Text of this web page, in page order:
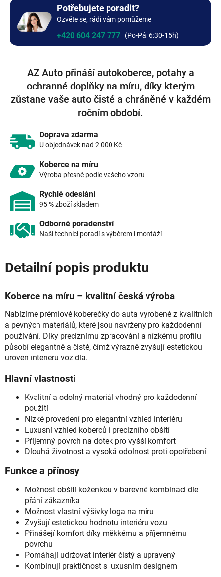
Bez výšivky
+0 Kč
Potřebujete poradit?
Ozvěte se, rádi vám pomůžeme
+420 604 247 777
AZ Auto přináší autokoberce, potahy a
ochranné doplňky na míru, díky kterým
zůstane vaše auto čisté a chráněné v každém
ročním období.
Doprava zdarma
U objednávek nad 2 000 Kč
Koberce na míru
Výroba přesně podle vašeho vzoru
Rychlé odeslání
95 % zboží skladem
Odborné poradenství
Naši technici poradí s výběrem i montáží
Detailní popis produktu
Koberce na míru – kvalitní česká výroba
Nabízíme prémiové koberečky do auta vyrobené z kvalitních
a pevných materiálů, které jsou navrženy pro každodenní
používání. Díky preciznímu zpracování a nízkému profilu
působí elegantně a čistě, čímž výrazně zvyšují estetickou
úroveň interiéru vozidla.
Hlavní vlastnosti
Kvalitní a odolný materiál vhodný pro každodenní
použití
Nízké provedení pro elegantní vzhled interiéru
Luxusní vzhled koberců i precizního obšití
Příjemný povrch na dotek pro vyšší komfort
Dlouhá životnost a vysoká odolnost proti opotřebení
Funkce a přínosy
Možnost obšití koženkou v barevné kombinaci dle
přání zákazníka
Možnost vlastní výšivky loga na míru
Zvyšují estetickou hodnotu interiéru vozu
Přinášejí komfort díky měkkému a příjemnému
povrchu
Pomáhají udržovat interiér čistý a upravený
Kombinují praktičnost s luxusním designem